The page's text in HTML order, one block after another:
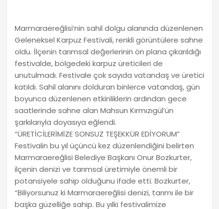
Marmaraereğlisi’nin sahil dolgu alanında düzenlenen
Geleneksel Karpuz Festivali, renkli görüntülere sahne
oldu. İlçenin tarımsal değerlerinin ön plana çıkarıldığı
festivalde, bölgedeki karpuz üreticileri de
unutulmadı. Festivale çok sayıda vatandaş ve üretici
katıldı. Sahil alanını dolduran binlerce vatandaş, gün
boyunca düzenlenen etkinliklerin ardından gece
saatlerinde sahne alan Mahsun Kırmızıgül’ün
şarkılarıyla doyasıya eğlendi.
“ÜRETİCİLERİMİZE SONSUZ TEŞEKKÜR EDİYORUM”
Festivalin bu yıl üçüncü kez düzenlendiğini belirten
Marmaraereğlisi Belediye Başkanı Onur Bozkurter,
ilçenin denizi ve tarımsal üretimiyle önemli bir
potansiyele sahip olduğunu ifade etti. Bozkurter,
“Biliyorsunuz ki Marmaraereğlisi denizi, tarımı ile bir
başka güzelliğe sahip. Bu yılki festivalimize